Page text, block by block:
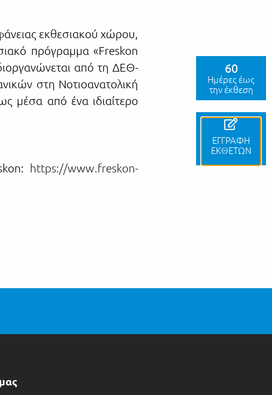
εκθεσιακού χώρου,
πρόγραμμα «Freskon
από τη ΔΕΘ-
στη Νοτιοανατολική
μέσα από ένα ιδιαίτερο
https://www.freskon-
60
Ημέρες έως
την έκθεση
ΕΓΓΡΑΦΗ
ΕΚΘΕΤΩΝ